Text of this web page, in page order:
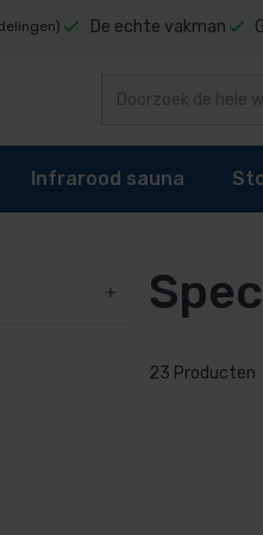
De echte vakman
Infrarood sauna
23 Producten